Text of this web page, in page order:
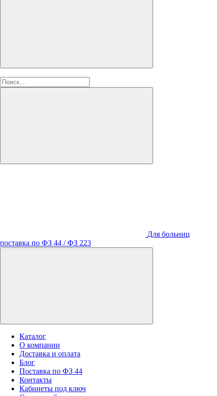
Для больниц
поставка по ФЗ 44 / ФЗ 223
Каталог
О компании
Доставка и оплата
Блог
Поставка по ФЗ 44
Контакты
Кабинеты под ключ